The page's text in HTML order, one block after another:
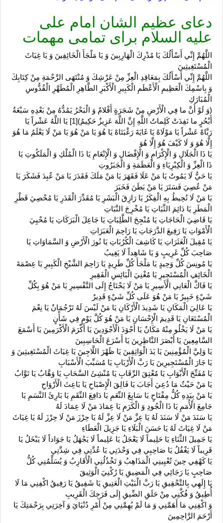
دعای عظیم الشان امام علی
علیه السلام برای تمامی مهمات
اللَّهُمَّ إِنِّي أَسْأَلُكَ يَا مُدْرِكَ الْهَارِبِينَ وَ يَا مَلْجَأَ الْخَائِفِينَ وَ يَا غِيَاثَ
الْمُسْتَغِيثِينَ
اللَّهُمَّ إِنِّي أَسْأَلُكَ بِمَعَاقِدِ الْعِزِّ مِنْ عَرْشِكَ وَ مُنْتَهَى الرَّحْمَةِ مِنْ كِتَابِكَ
وَ بِاسْمِكَ الْعَظِيمِ الْأَعْظَمِ الْكَبِيرِ الْأَكْبَرِ الطَّاهِرِ الْمُطَهَّرِ الْقُدُّوسِ
الْمُبَارَكِ‏
(وَ لَوْ أَنَّ ما فِي الْأَرْضِ مِنْ شَجَرَةٍ أَقْلامٌ وَ الْبَحْرُ يَمُدُّهُ مِنْ بَعْدِهِ سَبْعَةُ
أَبْحُرٍ ما نَفِدَتْ كَلِماتُ اللَّهِ إِنَّ اللَّهَ عَزِيزٌ حَكِيمٌ‏)[1] يَا اللَّهُ عَشْراً يَا
رَبَّاهْ عَشْراً يَا مَوْلَاهْ يَا غَايَةَ رَغْبَتَاهْ يَا هُوَ يَا مَنْ هُوَ يَا مَنْ لَا يَعْلَمُ مَا هُوَ
إِلَّا هُوَ وَ لَا كَيْفَ هُوَ إِلَّا هُوَ
يَا ذَا الْجَلَالِ وَ الْإِكْرَامِ وَ الْإِفْضَالِ وَ الْإِنْعَامِ يَا ذَا الْمُلْكِ وَ الْمَلَكُوتِ يَا
ذَا الْعِزِّ وَ الْكِبْرِيَاءِ وَ الْعَظَمَةِ وَ الْجَبَرُوتِ
يَا حَيُّ لَا يَمُوتُ يَا مَنْ عَلَا فَقَهَرَ يَا مَنْ مَلَكَ فَقَدَرَ يَا مَنْ عُبِدَ فَشَكَرَ يَا
مَنْ عُصِيَ فَسَتَرَ يَا مَنْ بَطَنَ فَخَبَرَ
يَا مَنْ لَا تُحِيطُ بِهِ الْفِكَرُ يَا رَازِقَ الْبَشَرِ يَا مُقَدِّرَ الْقَدَرِ يَا مُحْصِيَ قَطْرِ
الْمَطَرِ يَا دَائِمَ الثَّبَاتِ يَا مُخْرِجَ النَّبَاتِ
يَا قَاضِيَ الْحَاجَاتِ يَا مُنْجِحَ الطَّلِبَاتِ يَا جَاعِلَ الْبَرَكَاتِ يَا مُحْيِيَ
الْأَمْوَاتِ يَا رَفِيعَ الدَّرَجَاتِ يَا رَاحِمَ الْعَبَرَاتِ
يَا مُقِيلَ الْعَثَرَاتِ يَا كَاشِفَ الْكُرُبَاتِ يَا نُورَ الْأَرْضِ وَ السَّمَاوَاتِ يَا
صَاحِبَ كُلِّ غَرِيبٍ وَ يَا شَاهِداً لَا يَغِيبُ
يَا مُونِسَ كُلِّ وَحِيدٍ يَا مَلْجَأَ كُلِّ طَرِيدٍ يَا رَاحِمَ الشَّيْخِ الْكَبِيرِ يَا عِصْمَةَ
الْخَائِفِ الْمُسْتَجِيرِ يَا مُغْنِيَ الْبَائِسِ الْفَقِيرِ
يَا فَاكَّ الْعَانِي الْأَسِيرِ يَا مَنْ لَا يَحْتَاجُ إِلَى التَّفْسِيرِ يَا مَنْ هُوَ بِكُلِّ
شَيْ‏ءٍ خَبِيرٌ يَا مَنْ هُوَ عَلَى كُلِّ شَيْ‏ءٍ قَدِيرٌ
يَا عَالِيَ الْمَكَانِ يَا شَدِيدَ الْأَرْكَانِ يَا مَنْ لَيْسَ لَهُ تَرْجُمَانٌ يَا نِعْمَ
الْمُسْتَعَانِ يَا قَدِيمَ الْإِحْسَانِ يَا مَنْ هُوَ كُلَّ يَوْمٍ فِي شَأْنٍ
يَا مَنْ لَا يَخْلُو مِنْهُ مَكَانٌ يَا أَجْوَدَ الْأَجْوَدِينَ يَا أَكْرَمَ الْأَكْرَمِينَ يَا أَسْمَعَ
السَّامِعِينَ يَا أَبْصَرَ النَّاظِرِينَ يَا أَسْرَعَ الْحَاسِبِينَ
يَا وَلِيَّ الْمُؤْمِنِينَ يَا يَدَ الْوَاثِقِينَ يَا ظَهْرَ اللَّاجِينَ يَا غِيَاثَ الْمُسْتَغِيثِينَ وَ
يَا جَارَ الْمُسْتَجِيرِينَ يَا رَبَّ الْأَرْبَابِ يَا مُسَبِّبَ الْأَسْبَابِ
يَا مُفَتِّحَ الْأَبْوَابِ يَا مُعْتِقَ الرِّقَابِ يَا مُنْشِئَ السَّحَابِ يَا وَهَّابُ يَا تَوَّابُ
يَا مَنْ حَيْثُ مَا دُعِيَ أَجَابَ يَا فَالِقَ الْإِصْبَاحِ يَا بَاعِثَ الْأَرْوَاحِ
يَا مَنْ بِيَدِهِ كُلُّ مِفْتَاحٍ يَا سَابِغَ النِّعَمِ يَا دَافِعَ النِّقَمِ يَا بَارِئَ النَّسَمِ يَا
جَامِعَ الْأُمَمِ يَا ذَا الْجُودِ وَ الْكَرَمِ يَا عِمَادَ مَنْ لَا عِمَادَ لَهُ
يَا سَنَدَ مَنْ لَا سَنَدَ لَهُ يَا عِزَّ مَنْ لَا عِزَّ لَهُ يَا حِرْزَ مَنْ لَا حِرْزَ لَهُ يَا غِيَاثَ
مَنْ لَا غِيَاثَ لَهُ يَا حَسَنَ الْبَلَاءِ يَا جَزِيلَ الْعَطَاءِ
يَا جَمِيلَ الثَّنَاءِ يَا حَلِيماً لَا يَعْجَلُ يَا عَلِيماً لَا يَجْهَلُ يَا جَوَاداً لَا يَبْخَلُ يَا
قَرِيباً لَا يَغْفُلُ يَا صَاحِبِي فِي وَحْدَتِي يَا عُدَّتِي فِي شِدَّتِي
يَا كَهْفِي حِينَ تُعْيِينِي الْمَذَاهِبُ وَ تَخْذُلُنِي الْأَقَارِبُ وَ يُسَلِّمُنِي كُلُّ
صَاحِبٍ يَا رَجَائِي فِي الْمَضِيقِ يَا رُكْنِيَ الْوَثِيقَ
يَا إِلَهِي بِالتَّحْقِيقِ‏ يَا رَبَّ الْبَيْتِ الْعَتِيقِ يَا شَفِيقُ يَا رَفِيقُ اكْفِنِي مَا لَا
أُطِيقُ وَ فُكَّنِي مِنْ حَلَقِ الضِّيقِ إِلَى فَرَجِكَ الْقَرِيبِ
وَ اكْفِنِي مَا أَهَمَّنِي وَ مَا لَمْ يُهِمَّنِي مِنْ أَمْرِ دُنْيَايَ وَ آخِرَتِي بِرَحْمَتِكَ يَا
أَرْحَمَ الرَّاحِمِينَ‏